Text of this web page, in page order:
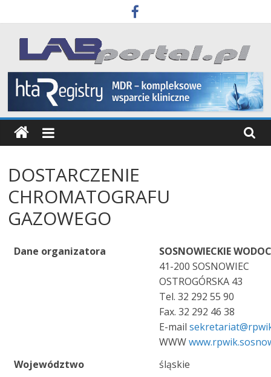
to
content
Labportal
Laboratoria
Aparatura
Badania
DOSTARCZENIE
CHROMATOGRAFU
GAZOWEGO
Dane organizatora
SOSNOWIECKIE
41-200 SOSNOWIEC
OSTROGÓRSKA 43
Tel. 32 292 55 90
Fax. 32 292 46 38
E-mail
WWW
Województwo
śląskie